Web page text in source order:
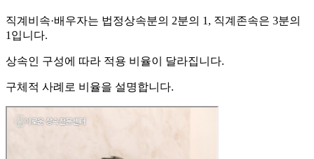
직계비속·배우자는 법정상속분의 2분의 1, 직계존속은 3분의
1입니다.
상속인 구성에 따라 적용 비율이 달라집니다.
구체적 사례로 비율을 설명합니다.